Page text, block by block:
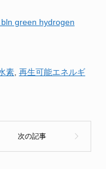
green hydrogen
素, 再生可能エネルギ